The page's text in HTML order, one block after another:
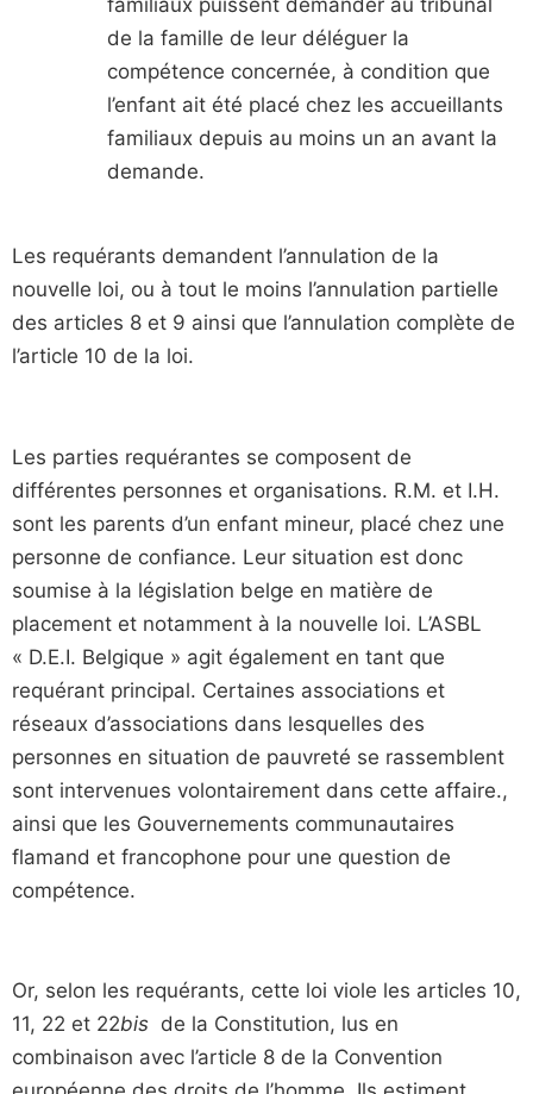
familiaux puissent demander au tribunal
de la famille de leur déléguer la
compétence concernée, à condition que
l’enfant ait été placé chez les accueillants
familiaux depuis au moins un an avant la
demande.
Les requérants demandent l’annulation de la
nouvelle loi, ou à tout le moins l’annulation partielle
des articles 8 et 9 ainsi que l’annulation complète de
l’article 10 de la loi.
Les parties requérantes se composent de
différentes personnes et organisations. R.M. et I.H.
sont les parents d’un enfant mineur, placé chez une
personne de confiance. Leur situation est donc
soumise à la législation belge en matière de
placement et notamment à la nouvelle loi. L’ASBL
« D.E.I. Belgique » agit également en tant que
requérant principal. Certaines associations et
réseaux d’associations dans lesquelles des
personnes en situation de pauvreté se rassemblent
sont intervenues volontairement dans cette affaire.,
ainsi que les Gouvernements communautaires
flamand et francophone pour une question de
compétence.
Or, selon les requérants, cette loi viole les articles 10,
11, 22 et 22bis de la Constitution, lus en
combinaison avec l’article 8 de la Convention